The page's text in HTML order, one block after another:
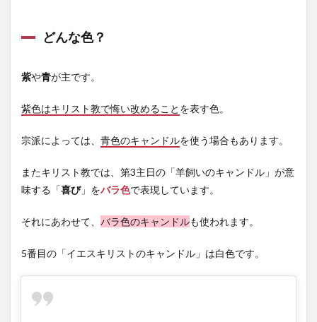
どんな色？
紫や青が主です。
紫色はキリスト教で悔い改めること を表す色。
宗派によっては、 青色のキャンドルを使う場合もあります。
またキリスト教では、第3主日の「羊飼いのキャンドル」が意
味する「喜び」をバラ色で表現しています。
それにあわせて、 バラ色のキャンドルも使われます。
5番目の「イエスキリストのキャンドル」は白色です。